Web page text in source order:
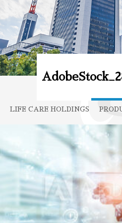
LIFE CARE HOLDINGS